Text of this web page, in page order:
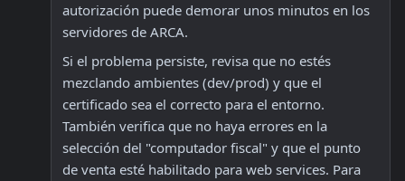
autorización puede demorar unos minutos en los
servidores de ARCA.
Si el problema persiste, revisa que no estés
mezclando ambientes (dev/prod) y que el
certificado sea el correcto para el entorno.
También verifica que no haya errores en la
selección del "computador fiscal" y que el punto
de venta esté habilitado para web services. Para